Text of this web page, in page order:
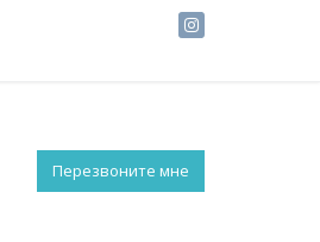
Перезвоните мне